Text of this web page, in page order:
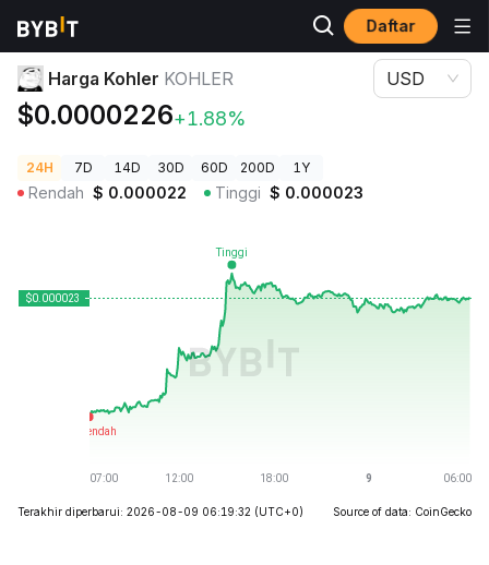
Daftar
Harga Kripto
Harga Kohler KOHLER
$0.0000226+1.88%
USD
24H 7D 14D 30D 60D 200D 1Y
Rendah $ 0.000022 Tinggi $ 0.000023
Terakhir diperbarui: 2026-08-09 06:19:32 (UTC+0) Source of data: CoinGecko